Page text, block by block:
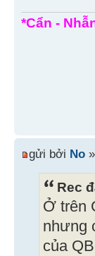
*Cẩn -
gửi bởi No
Rec
Ở trên
nhưng
của